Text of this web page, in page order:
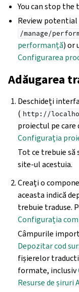
You can stop
Review
/manage/
performanță) or
Configurarea
Adăugarea
Deschideți
( http://
proiectul pe
Configurația
Tot ce trebuie
site-ul acestuia.
Creați o
aceasta indică
trebuie traduse.
Configurația
Câmpurile
Depozitar cod
fișierelor
formate, inclusiv
Resurse de șiruri